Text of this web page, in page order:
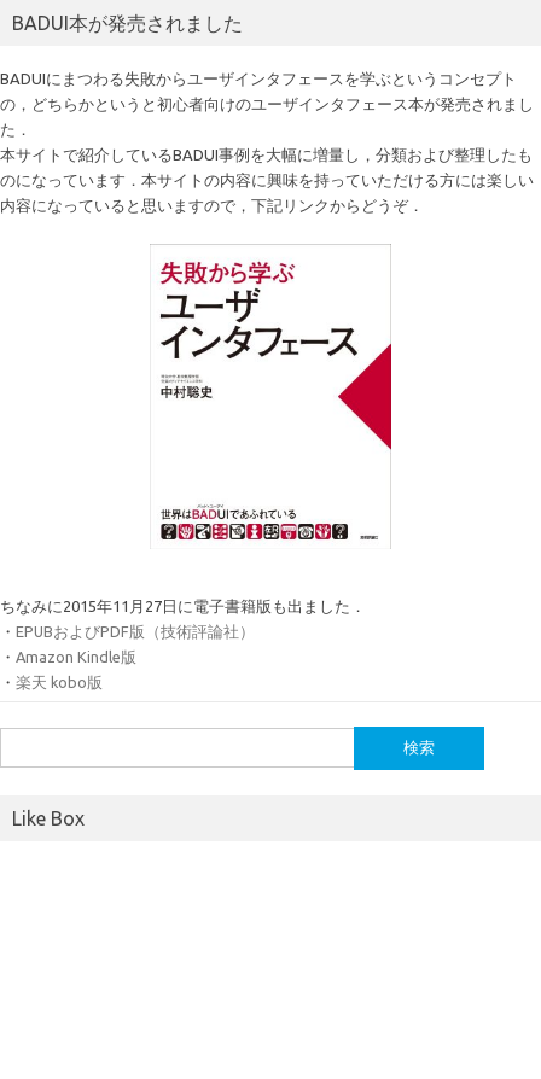
BADUI本が発売されました
BADUIにまつわる失敗からユーザインタフェースを学ぶというコンセプト
の，どちらかというと初心者向けのユーザインタフェース本が発売されまし
た．
本サイトで紹介しているBADUI事例を大幅に増量し，分類および整理したも
のになっています．本サイトの内容に興味を持っていただける方には楽しい
内容になっていると思いますので，下記リンクからどうぞ．
ちなみに2015年11月27日に電子書籍版も出ました．
・ EPUBおよびPDF版（技術評論社）
・ Amazon Kindle版
・ 楽天 kobo版
索:
Like Box